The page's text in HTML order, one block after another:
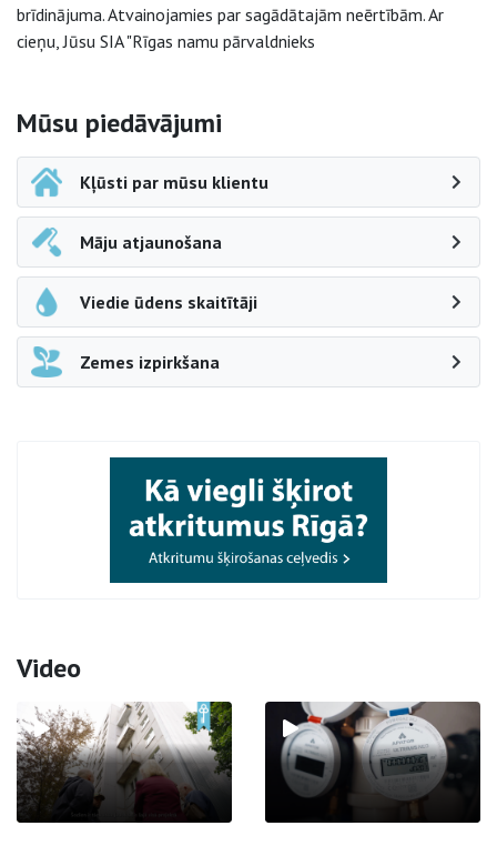
brīdinājuma. Atvainojamies par sagādātajām neērtībām. Ar
cieņu, Jūsu SIA "Rīgas namu pārvaldnieks
Sāna navigācija
Mūsu piedāvājumi
Kļūsti par mūsu klientu
Māju atjaunošana
Viedie ūdens skaitītāji
Zemes izpirkšana
Video